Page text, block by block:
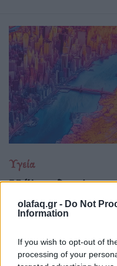
olafaq.gr - Do Not
Information
If you wish to opt-out of
processing of your
Υγεία
Η ζέστη δεν είναι
επιβίωσης
Ξεχάστε το θερμόμετρο